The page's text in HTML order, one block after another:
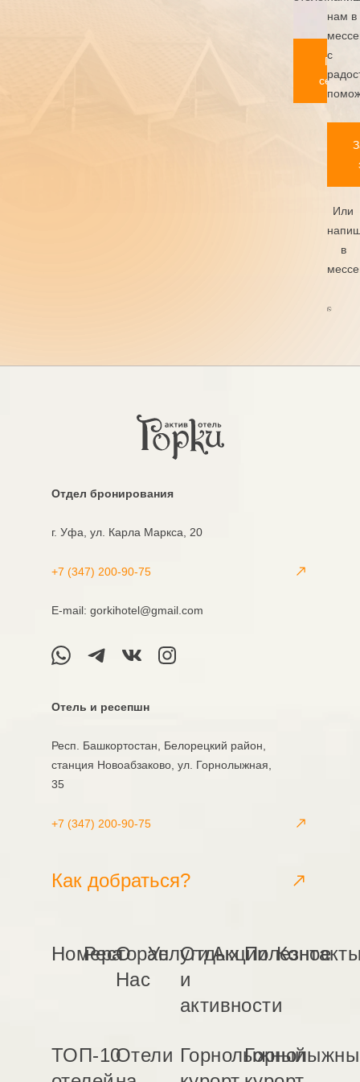
нам в
с
Или
в
Oтдел бронирования
г. Уфа, ул. Карла Маркса, 20
+7 (347) 200-90-75
Е-mail: gorkihotel@gmail.com
Отель и ресепшн
Респ. Башкортостан, Белорецкий район,
станция Новоабзаково, ул. Горнолыжная,
35
+7 (347) 200-90-75
Как добраться?
Номера
Ресторан
О
Нас
УслугиОтдых
и
активности
АкцииПолезное
ТОП-10Отели Горнолыжный